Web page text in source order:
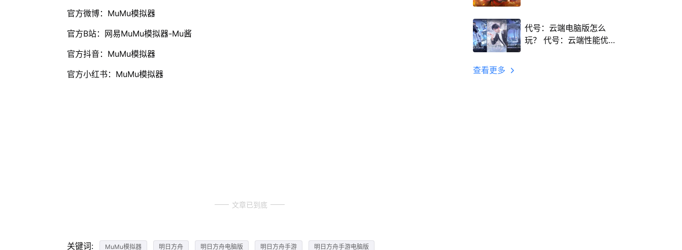
官方微博：MuMu模拟器
官方B站：网易MuMu模拟器-Mu酱
官方抖音：MuMu模拟器
官方小红书：MuMu模拟器
文章已到底
关键词: MuMu模拟器 明日方舟 明日方舟电脑版 明日方舟手游 明日方舟手游电脑版
代号：云端电脑版怎么
玩？ 代号：云端性能优
查看更多